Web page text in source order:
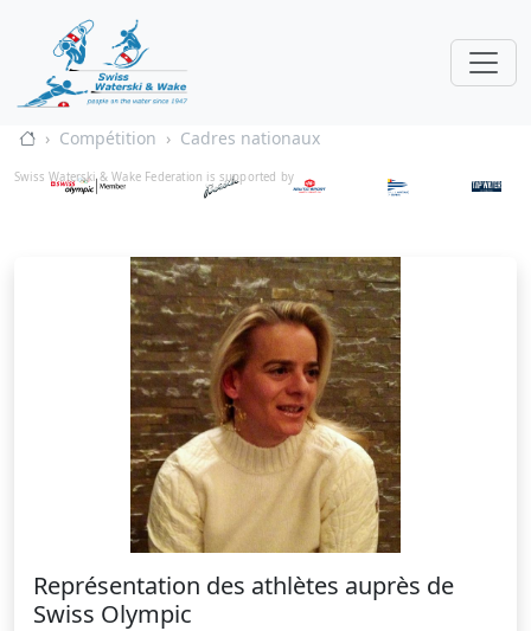
Compétition Cadres nationaux
Swiss Waterski & Wake Federation is supported by
Représentation des athlètes auprès de
Swiss Olympic